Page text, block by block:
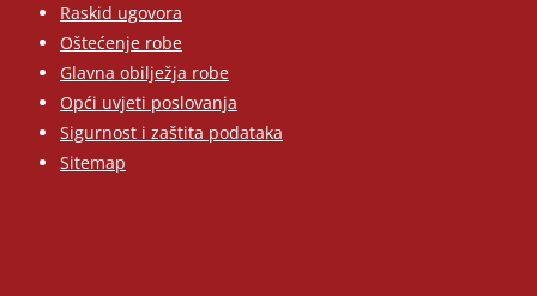
Raskid ugovora
Oštećenje robe
Glavna obilježja robe
Opći uvjeti poslovanja
Sigurnost i zaštita podataka
Sitemap